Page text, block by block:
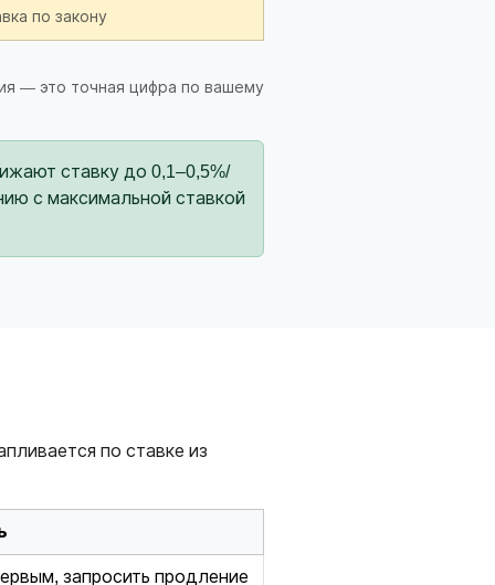
по закону
— это точная цифра по вашему
ставку до 0,1–0,5%/
с максимальной ставкой
по ставке из
запросить продление